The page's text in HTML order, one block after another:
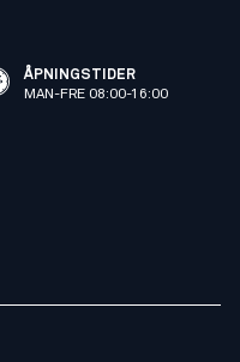
ÅPNINGSTIDER
MAN-FRE 08:00-16:00